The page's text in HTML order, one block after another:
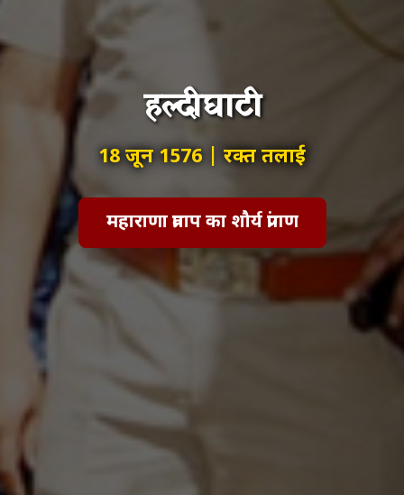
हल्दीघाटी
18 जून 1576 | रक्त तलाई
महाराणा प्रताप का शौर्य प्रांगण